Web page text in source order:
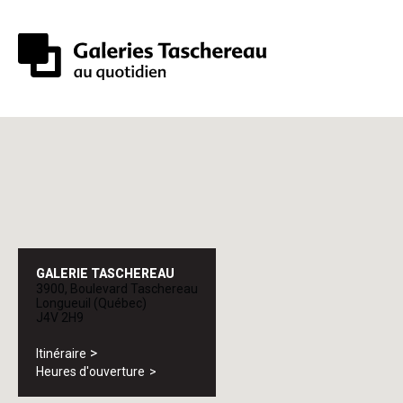
GALERIE TASCHEREAU
3900, Boulevard Taschereau
Longueuil (Québec)
J4V 2H9
Itinéraire
Heures d'ouverture